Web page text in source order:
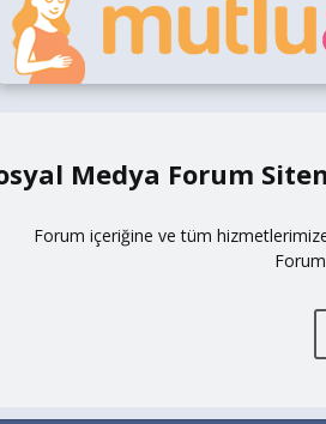
Medya Forum
Forum içeriğine ve tüm